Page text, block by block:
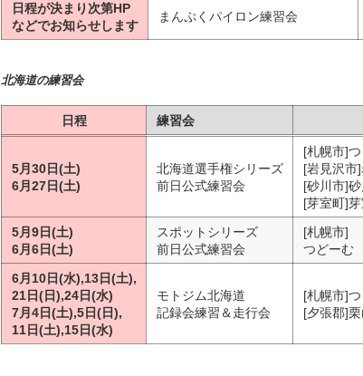
日程が決まり次第HP
などでお知らせします
まんぷくパイロン練習会
日程 練習会
5月30日(土)
6月27日(土)
北海道選手権シリーズ
前日公式練習会
[札幌市]
[岩見沢市
[砂川市]
[芽室町]
5月9日(土)
6月6日(土)
スポットシリーズ
前日公式練習会
[札幌市]
つどーむ
6月10日(水),13日(土),
21日(日),24日(水)
7月4日(土),5日(日),
11日(土),15日(水)
モトジム北海道
記録会練習＆走行会
[札幌市]
[夕張郡]
北海道の練習会